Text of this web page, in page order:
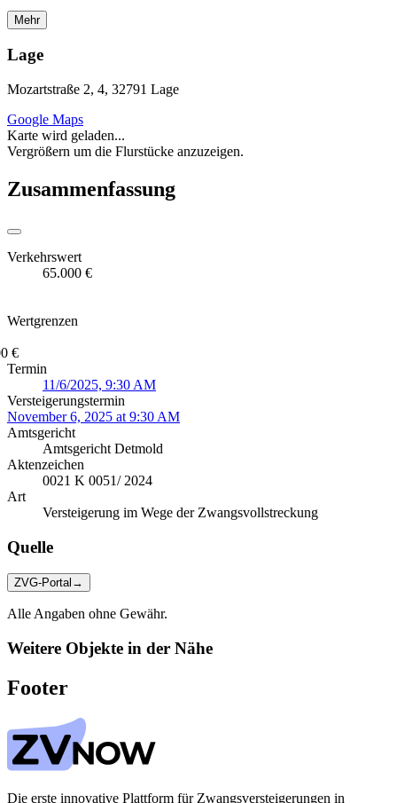
Mehr
Lage
Mozartstraße 2, 4, 32791 Lage
Google Maps
Karte wird geladen...
Vergrößern um die Flurstücke anzuzeigen.
Zusammenfassung
Verkehrswert
65.000 €
Wertgrenzen
€
Termin
11/6/2025, 9:30 AM
Versteigerungstermin
November 6, 2025 at 9:30 AM
Amtsgericht
Amtsgericht Detmold
Aktenzeichen
0021 K 0051/ 2024
Art
Versteigerung im Wege der Zwangsvollstreckung
Quelle
ZVG-Portal →
Alle Angaben ohne Gewähr.
Weitere Objekte in der Nähe
Footer
Die erste innovative Plattform für Zwangsversteigerungen in